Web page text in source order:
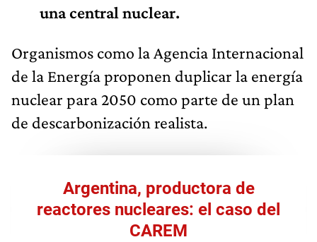
una central nuclear.
Organismos como la Agencia Internacional
de la Energía proponen duplicar la energía
nuclear para 2050 como parte de un plan
de descarbonización realista.
Argentina, productora de
reactores nucleares: el caso del
CAREM